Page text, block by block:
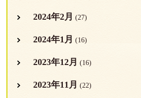
2024年2月 (27)
2024年1月 (16)
2023年12月 (16)
2023年11月 (22)